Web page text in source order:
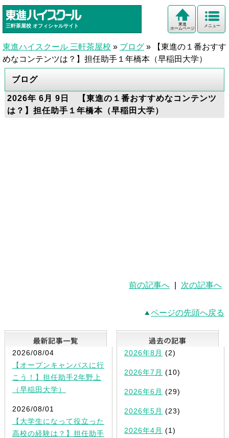
三軒茶屋校 オフィシャルサイト メニュー
東進
ホームページ
東進ハイスクール 三軒茶屋校 » ブログ »
【東進の１番おすす
めなコンテンツは？】担任助手１年橋本（早稲田大学）
ブログ
2026年 6月 9日 【東進の１番おすすめなコンテンツ
は？】担任助手１年橋本（早稲田大学）
前の記事へ 次の記事へ
ページの先頭へ戻る
最新記事一覧
2026/08/04
【オープンキャンパスに行
こう！】担任助手2年野上
（早稲田大学）
2026/08/01
【大学生になって役立った
高校の経験は？】担任助手
2026年8月 (2)
2026年7月 (10)
2026年6月 (29)
2026年5月 (23)
2026年4月 (1)